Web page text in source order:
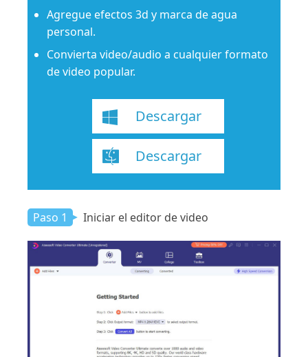
Agregue efectos 3d y marca de agua
personal.
Convierta video/audio a cualquier formato
de video popular.
Descargar
Descargar
Paso 1 Iniciar el editor de video